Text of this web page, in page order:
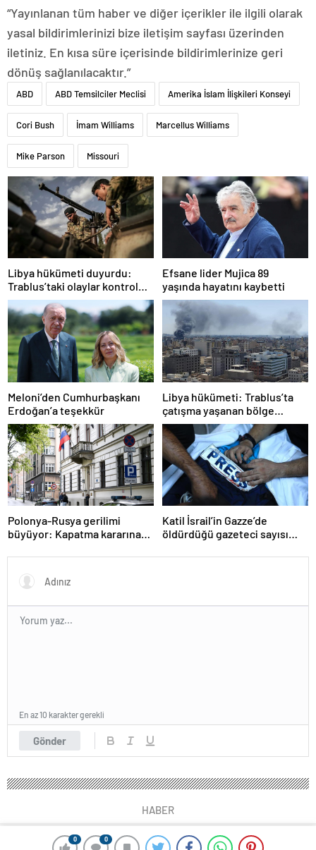
0 0
“Yayınlanan tüm haber ve diğer içerikler ile ilgili olarak
yasal bildirimlerinizi bize iletişim sayfası üzerinden
iletiniz. En kısa süre içerisinde bildirimlerinize geri
dönüş sağlanılacaktır.”
ABD ABD Temsilciler Meclisi Amerika İslam İlişkileri Konseyi
Cori Bush İmam Williams Marcellus Williams
Mike Parson Missouri
Libya hükümeti duyurdu:
Trablus’taki olaylar kontrol
altında
Efsane lider Mujica 89
yaşında hayatını kaybetti
Meloni’den Cumhurbaşkanı
Erdoğan’a teşekkür
Libya hükümeti: Trablus’ta
çatışma yaşanan bölge
kontrol altında
Polonya-Rusya gerilimi
büyüyor: Kapatma kararına
Katil İsrail’in Gazze’de
öldürdüğü gazeteci sayısı
Gönder
En az 10 karakter gerekli
HABER